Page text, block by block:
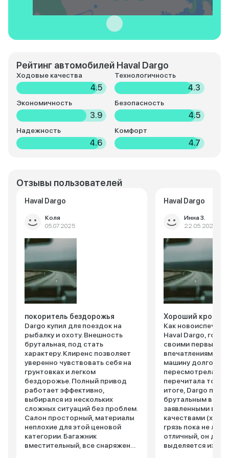
Рейтинг автомобилей Haval Dargo
Ходовые качества
4.5
Технологичность
4.3
Экономичность
3.9
Безопасность
4.5
Надежность
4.6
Комфорт
4.7
Отзывы пользователей
Haval Dargo
Коля
05.07.2025
покоритель бездорожья
Dargo купил для поездок на
рыбалку и охоту. Внешность
брутальная, под стать
характеру. Клиренс позволяет
уверенно чувствовать себя на
грунтовках и легком
бездорожье. Полный привод
работает эффективно,
выбирался из нескольких
сложных ситуаций без проблем.
Салон просторный, материалы
неплохие для этой ценовой
категории. Багажник
вместительный, все снаряжение
Haval Dargo
Инна З.
22.05.2025
Хороший
Как
Haval Dargo,
своими первыми
впечатлениями.
машину долго и
пересмотрела
перечитала
итоге, Dargo
брутальным
заявленными
качествами
грязь пока не
отличный, он
выделяется из